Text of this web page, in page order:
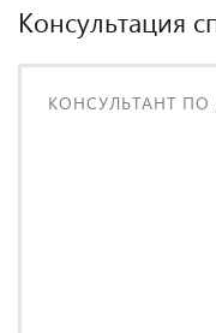
Консультация
КОНСУЛЬТАНТ